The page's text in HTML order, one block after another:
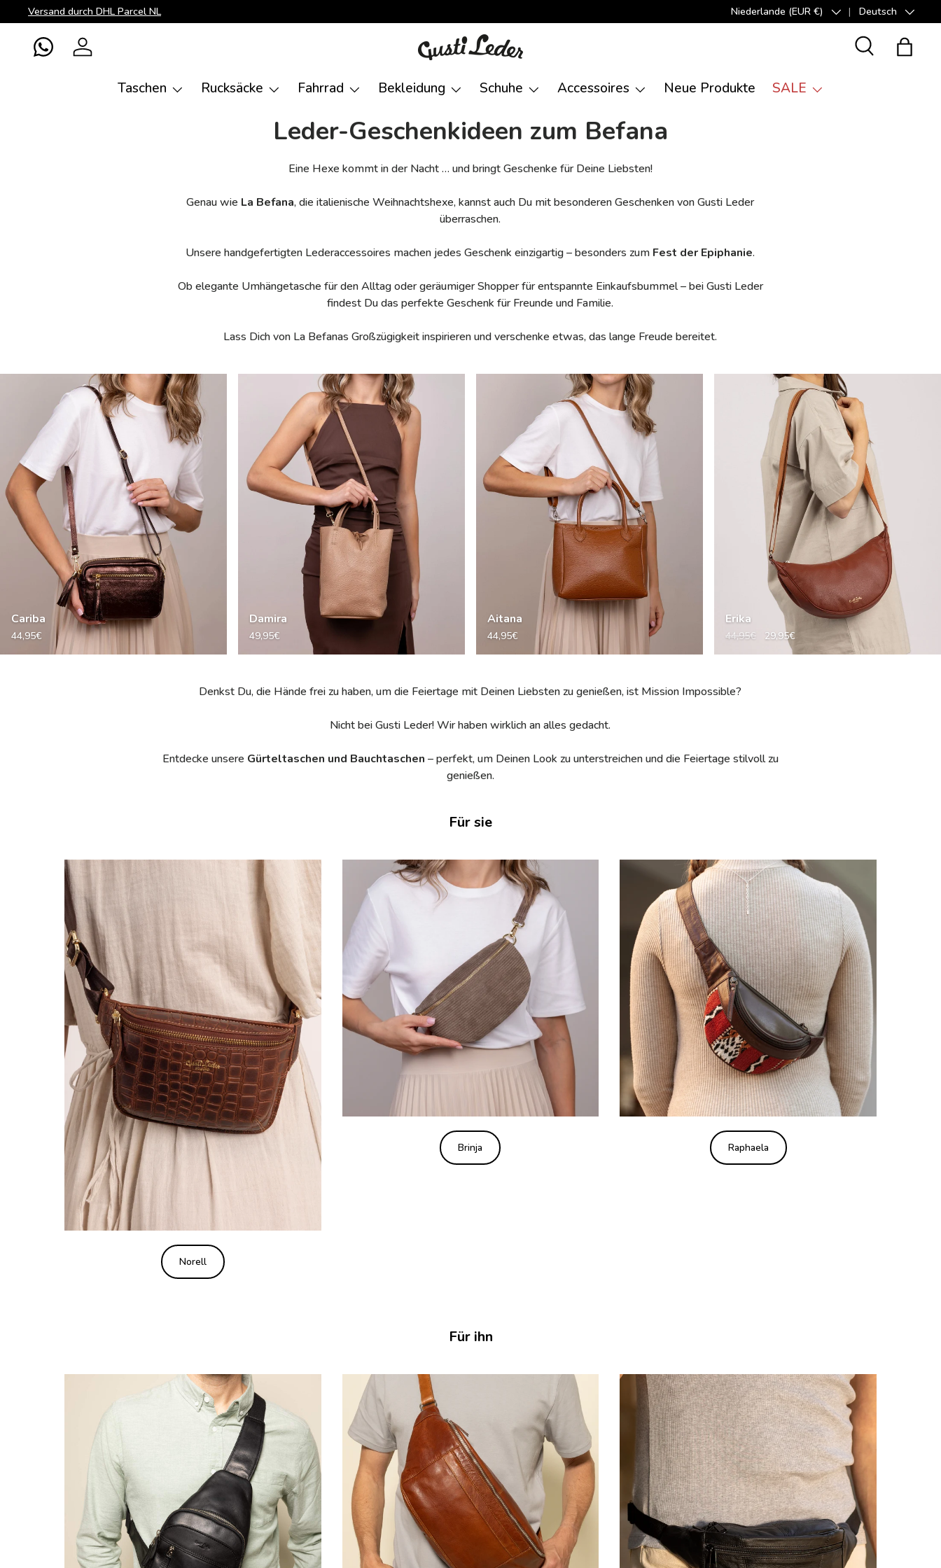
Direkt zum Inhalt
Versand durch DHL Parcel NL Land/Region
Niederlande (EUR €) SpracheDeutsch
WhatsAppEinloggen Suche
Taschen Rucksäcke Fahrrad Bekleidung Schuhe Accessoires Neue Produkte SALE
Leder-Geschenkideen zum Befana
Eine Hexe kommt in der Nacht … und bringt Geschenke für Deine Liebsten!
Genau wie La Befana, die italienische Weihnachtshexe, kannst auch Du mit besonderen Geschenken von Gusti Leder
überraschen.
Unsere handgefertigten Lederaccessoires machen jedes Geschenk einzigartig – besonders zum Fest der Epiphanie.
Ob elegante Umhängetasche für den Alltag oder geräumiger Shopper für entspannte Einkaufsbummel – bei Gusti Leder
findest Du das perfekte Geschenk für Freunde und Familie.
Lass Dich von La Befanas Großzügigkeit inspirieren und verschenke etwas, das lange Freude bereitet.
Cariba
44,95€
Damira
49,95€
Aitana
44,95€
Erika
44,95€ 29,95€
Denkst Du, die Hände frei zu haben, um die Feiertage mit Deinen Liebsten zu genießen, ist Mission Impossible?
Nicht bei Gusti Leder! Wir haben wirklich an alles gedacht.
Entdecke unsere Gürteltaschen und Bauchtaschen – perfekt, um Deinen Look zu unterstreichen und die Feiertage stilvoll zu
genießen.
Für sie
Norell
Brinja Raphaela
Für ihn